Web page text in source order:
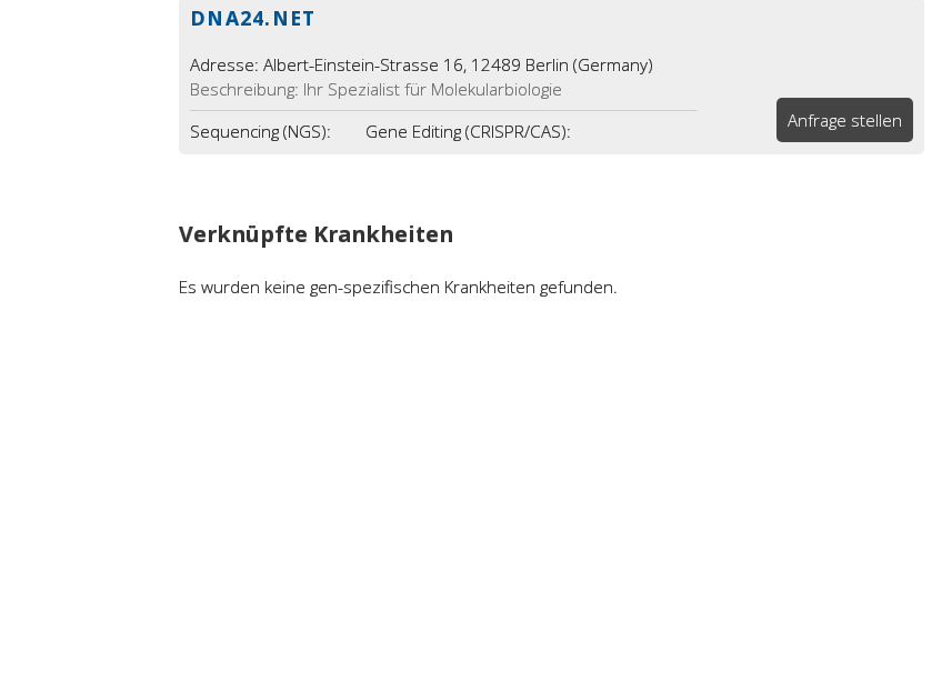
DNA24.NET
Adresse: Albert-Einstein-Strasse 16, 12489 Berlin (Germany)
Beschreibung: Ihr Spezialist für Molekularbiologie
Sequencing (NGS):
Gene Editing (CRISPR/CAS):
Anfrage stellen
Verknüpfte Krankheiten
Es wurden keine gen-spezifischen Krankheiten gefunden.